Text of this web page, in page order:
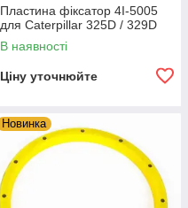
Пластина фіксатор 4I-5005
для Caterpillar 325D / 329D
В наявності
Ціну уточнюйте
Новинка